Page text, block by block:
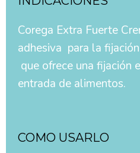
Corega Extra Fuerte
adhesiva para la
que ofrece una fijación
entrada de alimentos.
COMO USARLO